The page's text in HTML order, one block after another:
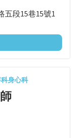
五段15巷15號1
身心科